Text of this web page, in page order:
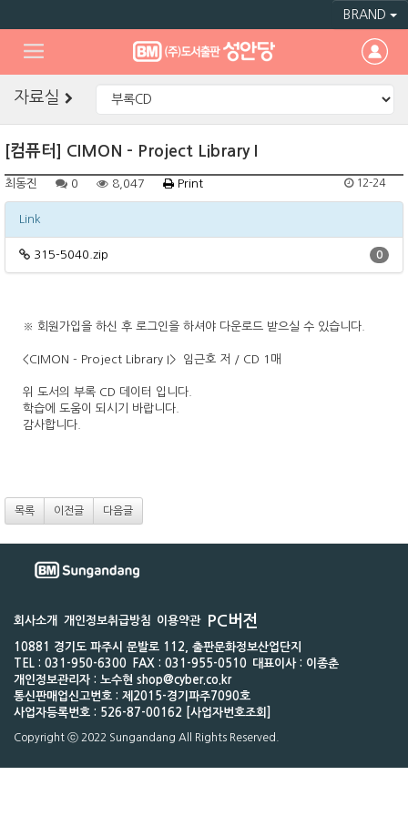
BRAND
자료실
[컴퓨터] CIMON - Project Library I
최동진 0 8,047 Print 12-24
Link
315-5040.zip 0
※ 회원가입을 하신 후 로그인을 하셔야 다운로드 받으실 수 있습니다.
<CIMON - Project Library I> 임근호 저 / CD 1매
위 도서의 부록 CD 데이터 입니다.
학습에 도움이 되시기 바랍니다.
감사합니다.
목록 이전글 다음글
회사소개 개인정보취급방침 이용약관 PC버전
10881 경기도 파주시 문발로 112, 출판문화정보산업단지
TEL : 031-950-6300
FAX : 031-955-0510
대표이사 : 이종춘
개인정보관리자 : 노수현 shop@cyber.co.kr
통신판매업신고번호 : 제2015-경기파주7090호
사업자등록번호 : 526-87-00162 [사업자번호조회]
Copyright ⓒ 2022 Sungandang All Rights Reserved.